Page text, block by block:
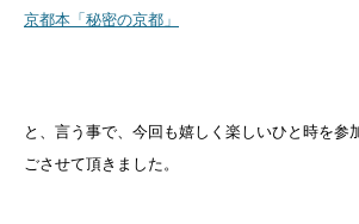
京都本「秘密の京都」
と、言う事で、今回も嬉しく楽しいひと時を参
ごさせて頂きました。